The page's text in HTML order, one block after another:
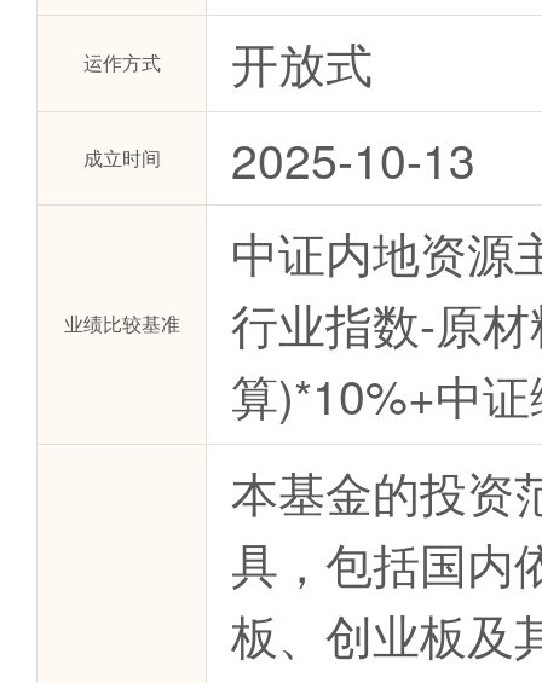
运作方式 开放式
成立时间 2025-10-13
业绩比较基准
中证内地资源
行业指数-原
算)*10%+中
本基金的投资
具，包括国内
板、创业板及